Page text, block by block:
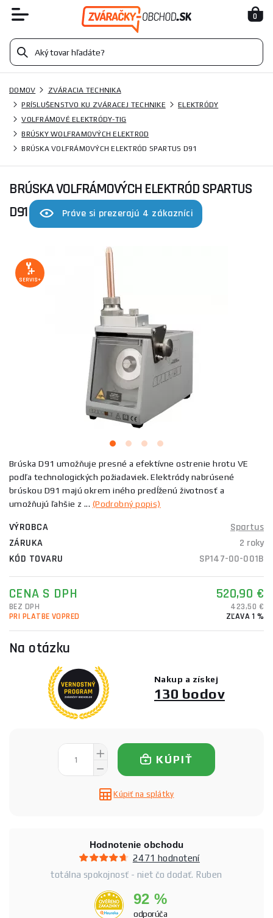
0
DOMOV
ZVÁRACIA TECHNIKA
PRÍSLUŠENSTVO KU ZVÁRACEJ TECHNIKE
ELEKTRÓDY
VOLFRÁMOVÉ ELEKTRÓDY-TIG
BRÚSKY WOLFRAMOVÝCH ELEKTROD
BRÚSKA VOLFRÁMOVÝCH ELEKTRÓD SPARTUS D91
BRÚSKA VOLFRÁMOVÝCH ELEKTRÓD SPARTUS
D91
Práve si prezerajú 4 zákazníci
SERVIS+
Brúska D91 umožňuje presné a efektívne ostrenie hrotu VE
podľa technologických požiadaviek. Elektródy nabrúsené
brúskou D91 majú okrem iného predĺženú životnosť a
umožňujú ľahšie z ... (Podrobný popis)
VÝROBCA
Spartus
ZÁRUKA
2 roky
KÓD TOVARU
SP147-00-001B
CENA S DPH 520,90 €
BEZ DPH
423,50 €
PRI PLATBE VOPRED
ZĽAVA 1 %
Na otázku
Nakup a získej
130 bodov
KÚPIŤ
Kúpiť na splátky
Hodnotenie obchodu
2471 hodnotení
totálna spokojnosť - niet čo dodať. Ruben
92 %
odporúča